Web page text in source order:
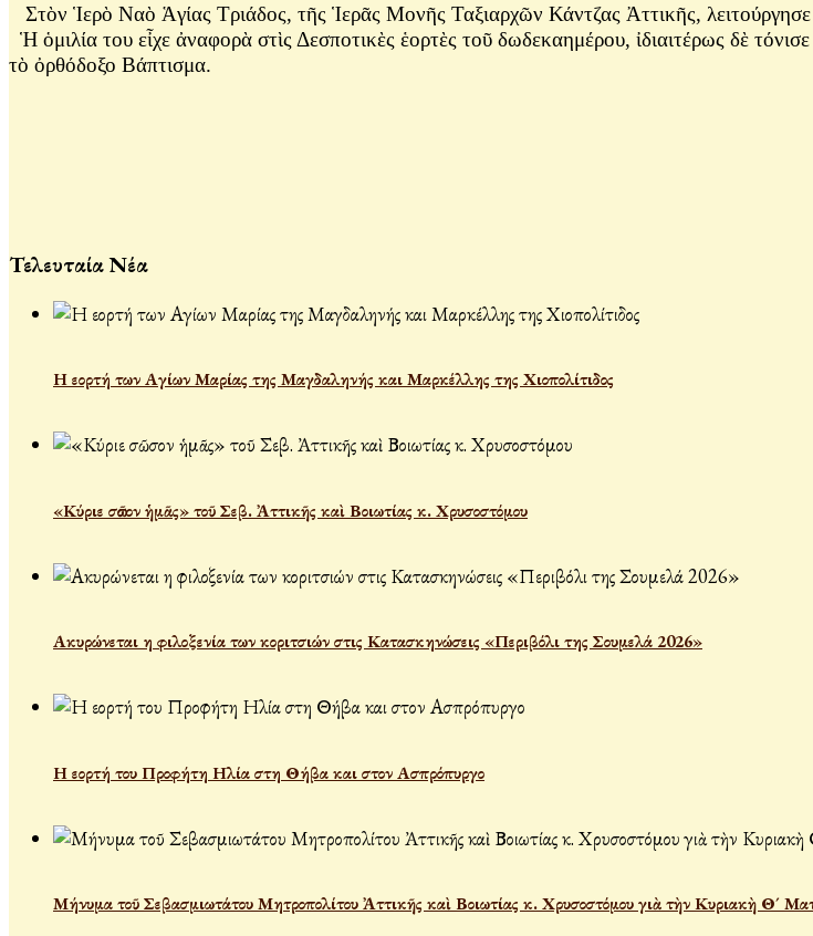
Στὸν Ἱερὸ Ναὸ Ἁγίας Τριάδος, τῆς Ἱερᾶς Μονῆς Ταξιαρχῶν Κάντζας Ἀττικῆς,
Ἡ ὁμιλία του εἶχε ἀναφορὰ στὶς Δεσποτικὲς ἑορτὲς τοῦ δωδεκαημέρου, ἰδιαιτέρως δὲ
τὸ ὀρθόδοξο Βάπτισμα.
Τελευταία Νέα
Η εορτή των Αγίων Μαρίας της Μαγδαληνής και Μαρκέλλης της Χιοπολίτιδος
«Κύριε σῶσον ἡμᾶς» τοῦ Σεβ. Ἀττικῆς καὶ Βοιωτίας κ. Χρυσοστόμου
Ακυρώνεται η φιλοξενία των κοριτσιών στις Κατασκηνώσεις «Περιβόλι της Σουμελά 2026»
Η εορτή του Προφήτη Ηλία στη Θήβα και στον Ασπρόπυργο
Μήνυμα τοῦ Σεβασμιωτάτου Μητροπολίτου Ἀττικῆς καὶ Βοιωτίας κ. Χρυσοστόμου γιὰ τὴν Κυριακὴ Θ´